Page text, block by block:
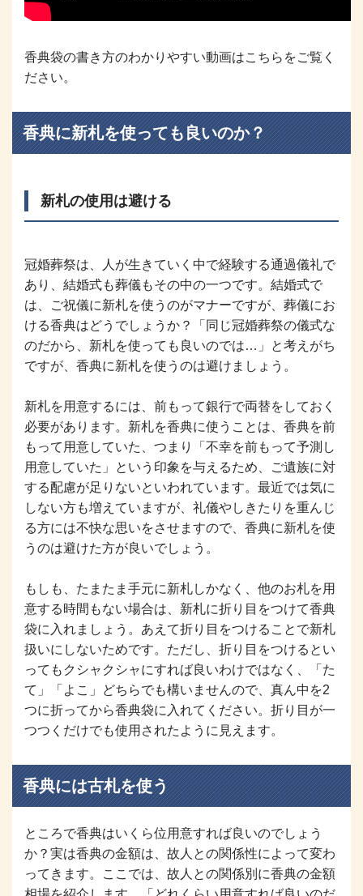
香典袋の書き方のわかりやすい動画はこちらをご覧く
ださい。
香典に新札を使っても良いのか？
新札の使用は避ける
冠婚葬祭は、人が生きていく中で経験する通過儀礼で
あり、結婚式も葬儀もその中の一つです。結婚式で
は、ご祝儀に新札を使うのがマナーですが、葬儀にお
ける香典はどうでしょうか？「同じ冠婚葬祭の儀式な
のだから、新札を使っても良いのでは…」と考えがち
ですが、香典に新札を使うのは避けましょう。
新札を用意するには、前もって銀行で両替をしておく
必要があります。新札を香典に使うことは、香典を前
もって用意していた、つまり「不幸を前もって予測し
用意していた」という印象を与えるため、ご遺族に対
する配慮が足りないといわれています。最近では気に
しない方も増えていますが、礼儀やしきたりを重んじ
る方には不快な思いをさせますので、香典に新札を使
うのは避けた方が良いでしょう。
もしも、たまたま手元に新札しかなく、他のお札を用
意する時間もない場合は、新札に折り目をつけて香典
袋に入れましょう。あえて折り目をつけることで新札
扱いにしないためです。ただし、折り目をつけるとい
ってもクシャクシャにすれば良いわけではなく、「た
て」「よこ」どちらでも構いませんので、真ん中を2
つに折ってから香典袋に入れてください。折り目が一
つつくだけでも使用されたように見えます。
香典には古札を使う
ところで香典はいくら位用意すれば良いのでしょう
か？実は香典の金額は、故人との関係性によって変わ
ってきます。ここでは、故人との関係別に香典の金額